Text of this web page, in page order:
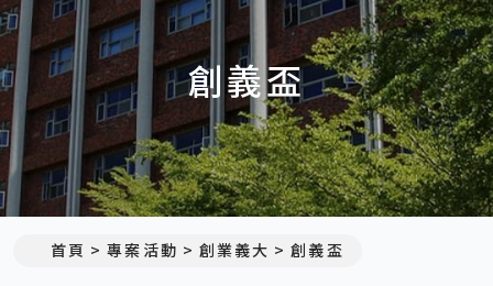
創義盃
首頁 專案活動 創業義大 創義盃